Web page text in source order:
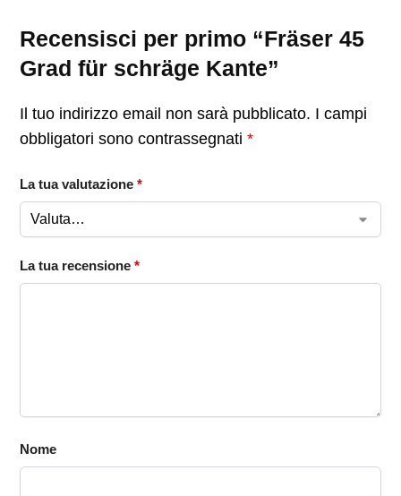
Recensisci per primo “Fräser 45
Grad für schräge Kante”
Il tuo indirizzo email non sarà pubblicato. I campi
obbligatori sono contrassegnati *
La tua valutazione *
La tua recensione *
Nome